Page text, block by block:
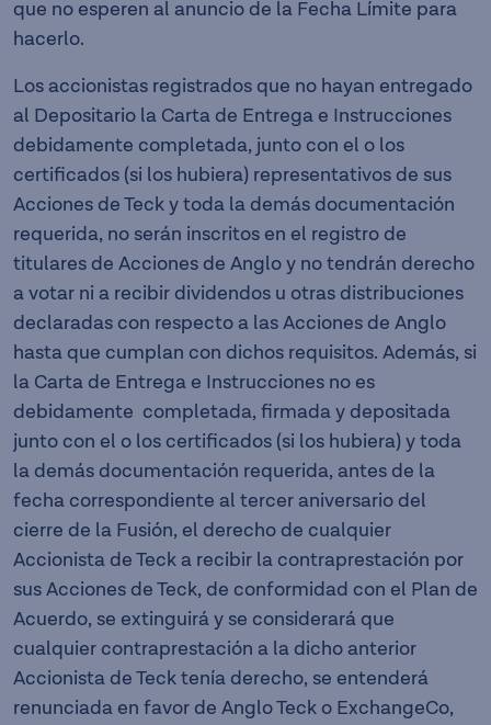
que no esperen al anuncio de la Fecha Límite para
hacerlo.
Los accionistas registrados que no hayan entregado
al Depositario la Carta de Entrega e Instrucciones
debidamente completada, junto con el o los
certificados (si los hubiera) representativos de sus
Acciones de Teck y toda la demás documentación
requerida, no serán inscritos en el registro de
titulares de Acciones de Anglo y no tendrán derecho
a votar ni a recibir dividendos u otras distribuciones
declaradas con respecto a las Acciones de Anglo
hasta que cumplan con dichos requisitos. Además, si
la Carta de Entrega e Instrucciones no es
debidamente completada, firmada y depositada
junto con el o los certificados (si los hubiera) y toda
la demás documentación requerida, antes de la
fecha correspondiente al tercer aniversario del
cierre de la Fusión, el derecho de cualquier
Accionista de Teck a recibir la contraprestación por
sus Acciones de Teck, de conformidad con el Plan de
Acuerdo, se extinguirá y se considerará que
cualquier contraprestación a la dicho anterior
Accionista de Teck tenía derecho, se entenderá
renunciada en favor de Anglo Teck o ExchangeCo,